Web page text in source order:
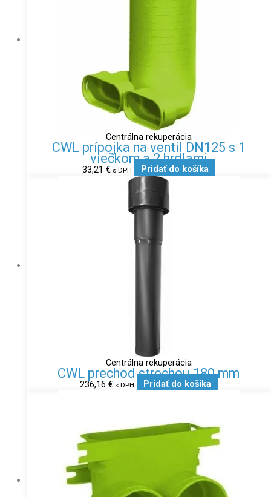
Centrálna rekuperácia
CWL prípojka na ventil DN125 s 1
viečkom a 2 hrdlami
33,21 € s DPH Pridať do košíka
Centrálna rekuperácia
CWL prechod strechou 180 mm
236,16 € s DPH Pridať do košíka